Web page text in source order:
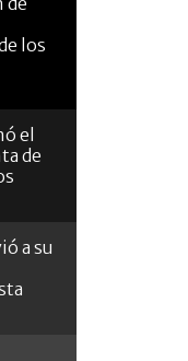
los
el
de
a su